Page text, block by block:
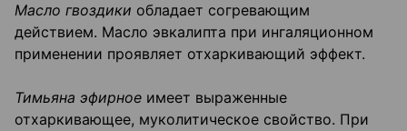
Масло гвоздики обладает согревающим
действием. Масло эвкалипта при ингаляционном
применении проявляет отхаркивающий эффект.
Тимьяна эфирное имеет выраженные
отхаркивающее, муколитическое свойство. При